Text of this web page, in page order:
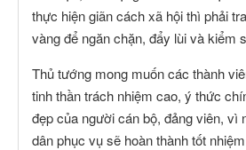
thực hiện giãn cách xã hội thì phải
vàng để ngăn chặn, đẩy lùi và kiểm
Thủ tướng mong muốn các thành
tinh thần trách nhiệm cao, ý thức
đẹp của người cán bộ, đảng viên, vì
dân phục vụ sẽ hoàn thành tốt